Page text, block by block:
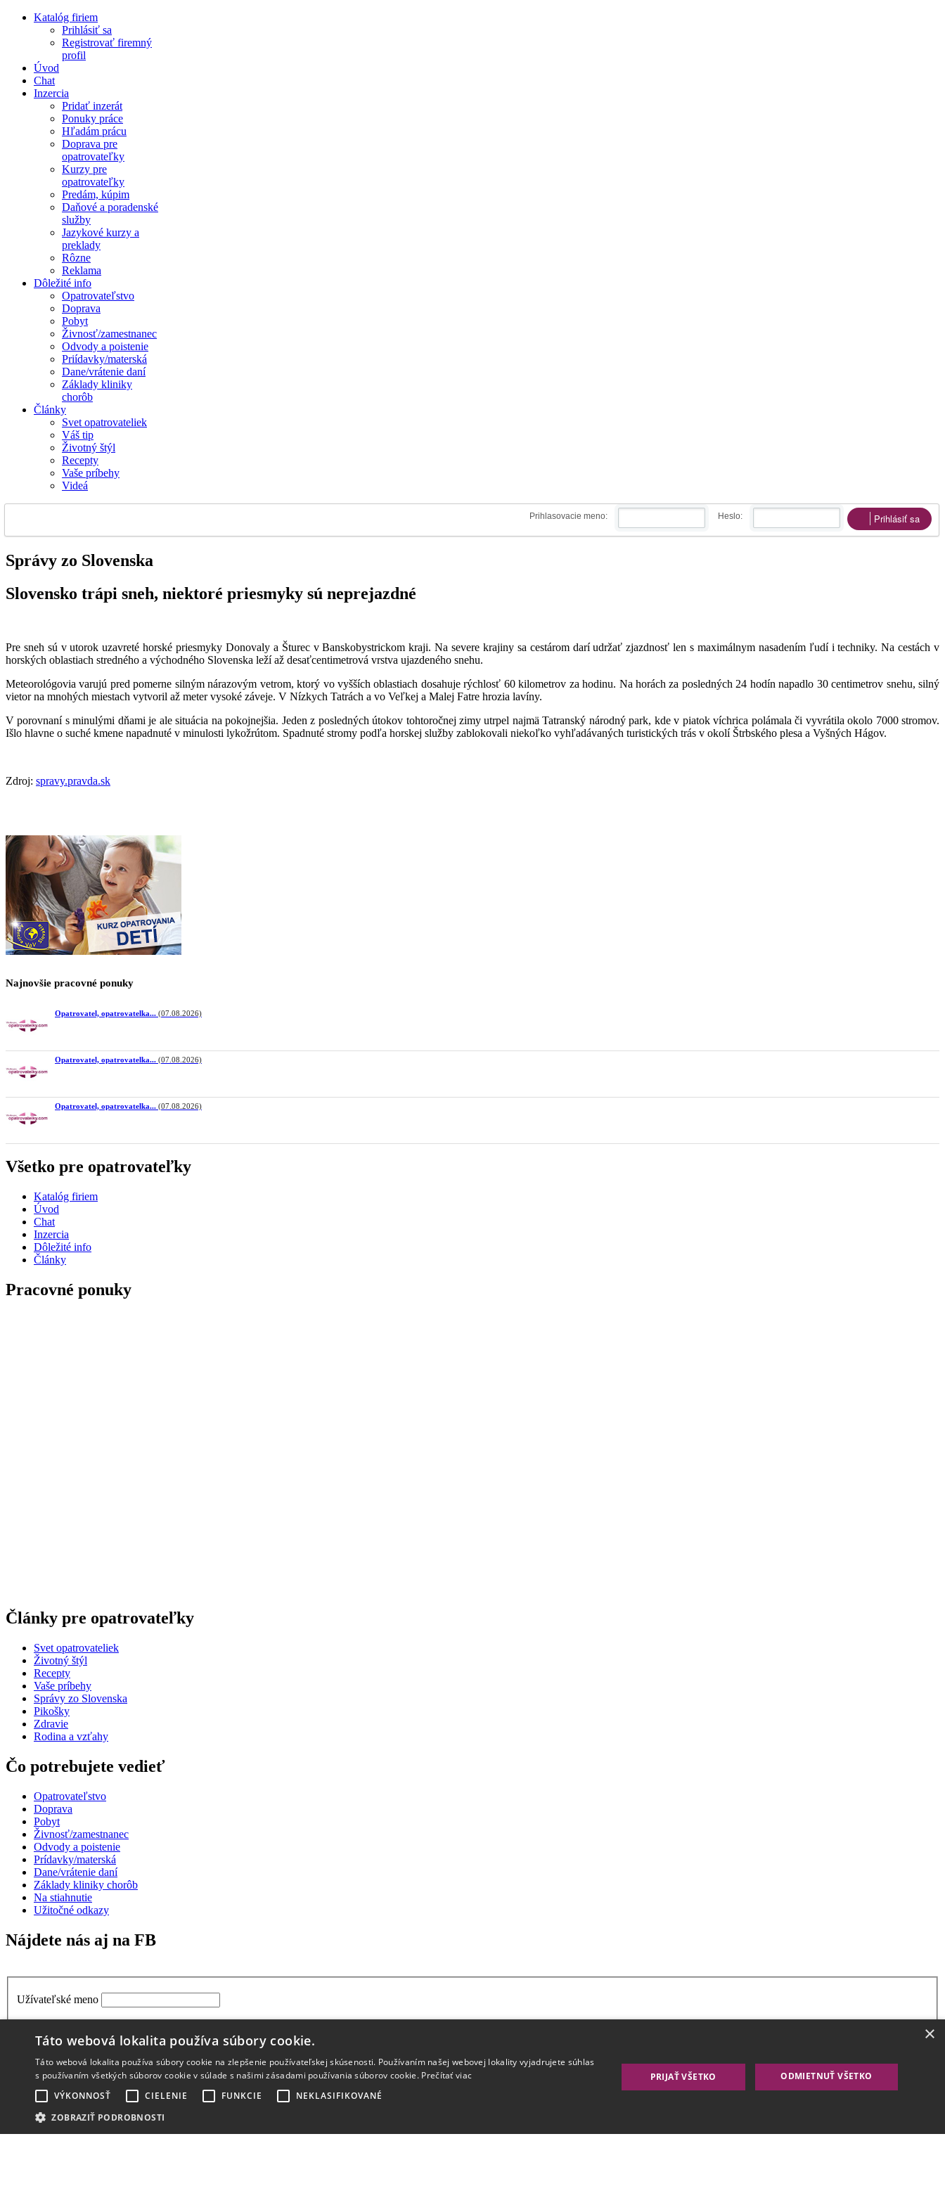
Katalóg firiem
Prihlásiť sa
Registrovať firemný
profil
Úvod
Chat
Inzercia
Pridať inzerát
Ponuky práce
Hľadám prácu
Doprava pre
opatrovateľky
Kurzy pre
opatrovateľky
Predám, kúpim
Daňové a poradenské
služby
Jazykové kurzy a
preklady
Rôzne
Reklama
Dôležité info
Opatrovateľstvo
Doprava
Pobyt
Živnosť/zamestnanec
Odvody a poistenie
Priídavky/materská
Dane/vrátenie daní
Základy kliniky
chorôb
Články
Svet opatrovateliek
Váš tip
Životný štýl
Recepty
Vaše príbehy
Videá
Prihlasovacie meno: Heslo: Prihlásiť sa
Správy zo Slovenska
Slovensko trápi sneh, niektoré priesmyky sú neprejazdné
Pre sneh sú v utorok uzavreté horské priesmyky Donovaly a Šturec v Banskobystrickom kraji. Na severe krajiny sa cestárom darí udržať zjazdnosť len s maximálnym nasadením ľudí i techniky. Na cestách v
horských oblastiach stredného a východného Slovenska leží až desaťcentimetrová vrstva ujazdeného snehu.
Meteorológovia varujú pred pomerne silným nárazovým vetrom, ktorý vo vyšších oblastiach dosahuje rýchlosť 60 kilometrov za hodinu. Na horách za posledných 24 hodín napadlo 30 centimetrov snehu, silný
vietor na mnohých miestach vytvoril až meter vysoké záveje. V Nízkych Tatrách a vo Veľkej a Malej Fatre hrozia lavíny.
V porovnaní s minulými dňami je ale situácia na pokojnejšia. Jeden z posledných útokov tohtoročnej zimy utrpel najmä Tatranský národný park, kde v piatok víchrica polámala či vyvrátila okolo 7000 stromov.
Išlo hlavne o suché kmene napadnuté v minulosti lykožrútom. Spadnuté stromy podľa horskej služby zablokovali niekoľko vyhľadávaných turistických trás v okolí Štrbského plesa a Vyšných Hágov.
Zdroj: spravy.pravda.sk
Najnovšie pracovné ponuky
Opatrovatel, opatrovatelka... (07.08.2026)
Opatrovatel, opatrovatelka... (07.08.2026)
Opatrovatel, opatrovatelka... (07.08.2026)
Všetko pre opatrovateľky
Katalóg firiem
Úvod
Chat
Inzercia
Dôležité info
Články
Pracovné ponuky
Články pre opatrovateľky
Svet opatrovateliek
Životný štýl
Recepty
Vaše príbehy
Správy zo Slovenska
Pikošky
Zdravie
Rodina a vzťahy
Čo potrebujete vedieť
Opatrovateľstvo
Doprava
Pobyt
Živnosť/zamestnanec
Odvody a poistenie
Prídavky/materská
Dane/vrátenie daní
Základy kliniky chorôb
Na stiahnutie
Užitočné odkazy
Nájdete nás aj na FB
Užívateľské meno
Pamätaj si ma
Nepamätáš si užívateľské meno?
Vytvoriť účet
×
Táto webová lokalita používa súbory cookie.
Táto webová lokalita používa súbory cookie na zlepšenie používateľskej skúsenosti. Používaním našej webovej lokality vyjadrujete súhlas
s používaním všetkých súborov cookie v súlade s našimi zásadami používania súborov cookie. Prečítať viac
VÝKONNOSŤ
CIELENIE FUNKCIE
NEKLASIFIKOVANÉ
ZOBRAZIŤ PODROBNOSTI
PRIJAŤ VŠETKO ODMIETNUŤ VŠETKO